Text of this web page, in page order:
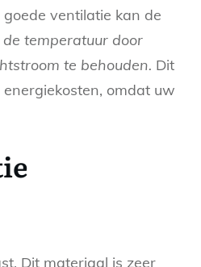
ventilatie kan de
temperatuur door
te behouden. Dit
omdat uw
Dit materiaal is zeer